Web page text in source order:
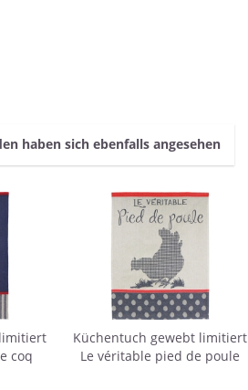
haben sich ebenfalls angesehen
coq
Küchentuch gewebt limitiert
Le véritable pied de poule